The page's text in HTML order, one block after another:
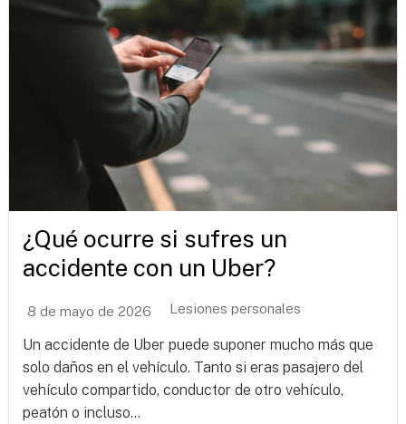
¿Qué ocurre si sufres un
accidente con un Uber?
8 de mayo de 2026 Lesiones personales
Un accidente de Uber puede suponer mucho más que
solo daños en el vehículo. Tanto si eras pasajero del
vehículo compartido, conductor de otro vehículo,
peatón o incluso...